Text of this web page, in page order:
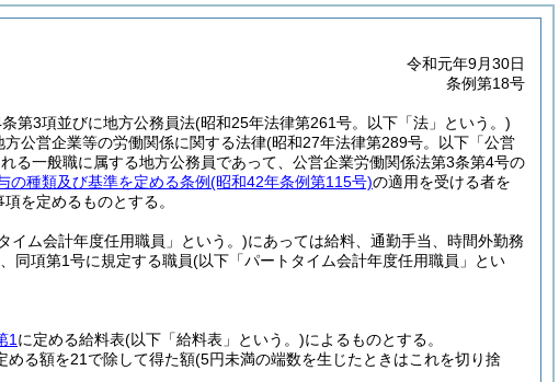
令和元年9月30日
条例第18号
第3項並びに地方公務員法(昭和25年法律第261号。以下「法」という。)
方公営企業等の労働関係に関する法律(昭和27年法律第289号。以下「公営
る一般職に属する地方公務員であって、公営企業労働関係法第3条第4号の
の種類及び基準を定める条例(昭和42年条例第115号)の適用を受ける者を
を定めるものとする。
イム会計年度任用職員」という。)にあっては給料、通勤手当、時間外勤務
同項第1号に規定する職員(以下「パートタイム会計年度任用職員」とい
1 に定める給料表(以下「給料表」という。)によるものとする。
める額を21で除して得た額(5円未満の端数を生じたときはこれを切り捨